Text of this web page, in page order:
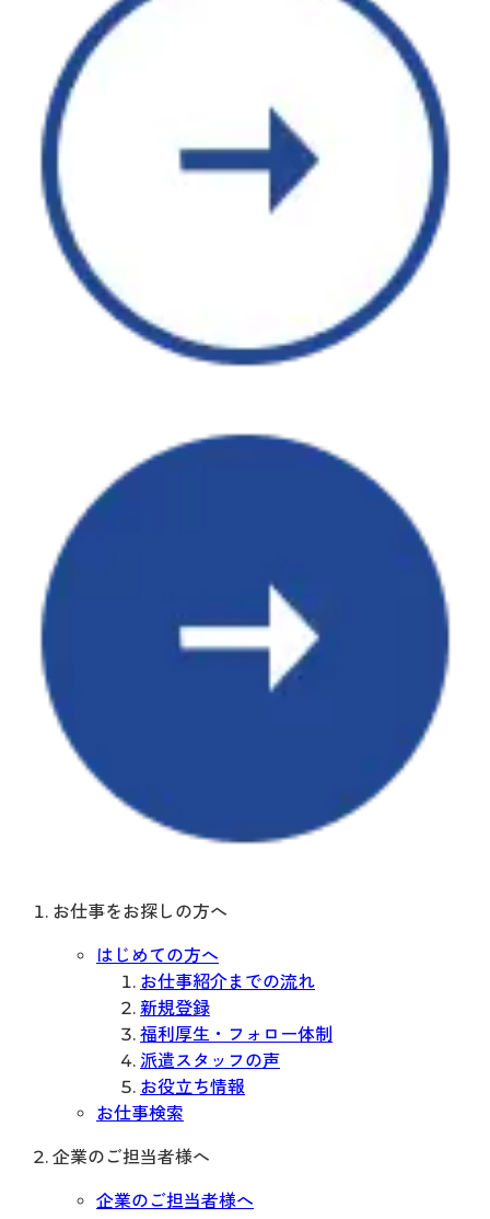
お仕事をお探しの方へ
はじめての方へ
お仕事紹介までの流れ
新規登録
福利厚生・フォロー体制
派遣スタッフの声
お役立ち情報
お仕事検索
企業のご担当者様へ
企業のご担当者様へ